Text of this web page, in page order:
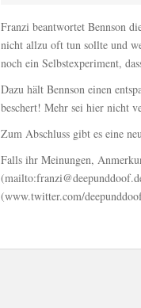
Franzi beantwortet Bennson
nicht allzu oft tun sollte und
noch ein Selbstexperiment,
Dazu hält Bennson einen
beschert! Mehr sei hier nicht
Zum Abschluss gibt es eine
Falls ihr Meinungen,
(www.twitter.com/